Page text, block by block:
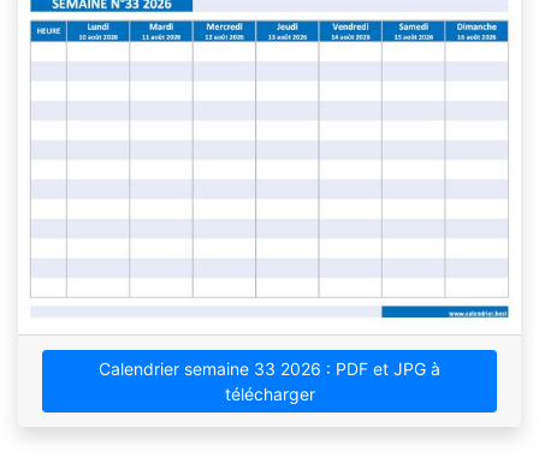
Calendrier semaine 33 2026 : PDF et JPG à
télécharger